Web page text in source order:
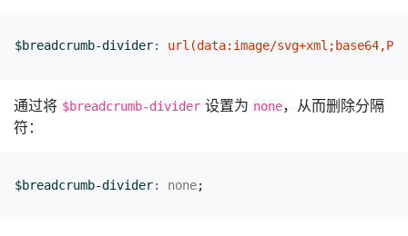
$breadcrumb-divider: url(data:image/
通过将 $breadcrumb-divider 设置为 none，从而删除分隔
符：
$breadcrumb-divider: none;